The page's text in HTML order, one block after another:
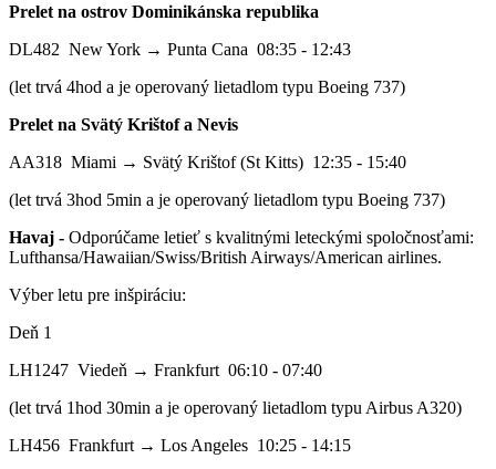
Prelet na ostrov Dominikánska republika
DL482 New York → Punta Cana 08:35 - 12:43
(let trvá 4hod a je operovaný lietadlom typu Boeing 737)
Prelet na Svätý Krištof a Nevis
AA318 Miami → Svätý Krištof (St Kitts) 12:35 - 15:40
(let trvá 3hod 5min a je operovaný lietadlom typu Boeing 737)
Havaj - Odporúčame letieť s kvalitnými leteckými spoločnosťami:
Lufthansa/Hawaiian/Swiss/British Airways/American airlines.
Výber letu pre inšpiráciu:
Deň 1
LH1247 Viedeň → Frankfurt 06:10 - 07:40
(let trvá 1hod 30min a je operovaný lietadlom typu Airbus A320)
LH456 Frankfurt → Los Angeles 10:25 - 14:15